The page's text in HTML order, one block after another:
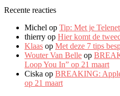
Recente reacties
Michel op Tip: Met je
thierry op Hier komt de
Klaas op Met deze 7 tips
Wouter Van Belle op
Loop You In” op 21 maart
Ciska op BREAKING:
op 21 maart